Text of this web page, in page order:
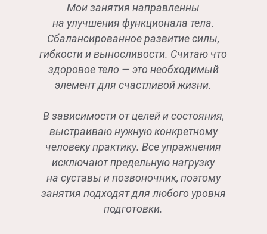
Мои занятия направленны
на улучшения функционала тела.
Сбалансированное развитие силы,
гибкости и выносливости. Считаю что
здоровое тело — это необходимый
элемент для счастливой жизни.
В зависимости от целей и состояния,
выстраиваю нужную конкретному
человеку практику. Все упражнения
исключают предельную нагрузку
на суставы и позвоночник, поэтому
занятия подходят для любого уровня
подготовки.